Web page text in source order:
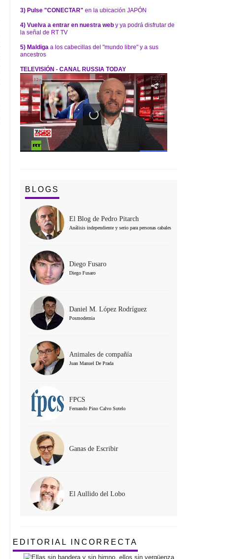
3) Pulse "CONECTAR" en la ubicación JAPÓN
4) Vuelva a entrar en nuestra web y ya podrá disfrutar de
la señal de RT TV
5) Maldiga a los cabecillas del "mundo libre" y a sus
ancestros
TELEVISIÓN - CANAL RUSSIA TODAY
BLOGS
El Blog de Pedro Pitarch
Análisis independiente y serio para personas cabales
Diego Fusaro
Diego Fusaro
Daniel M. López Rodríguez
Posmodernia
Animales de compañía
Juan Manuel De Prada
FPCS
Fernando Pino Calvo Sotelo
Ganas de Escribir
El Aullido del Lobo
EDITORIAL INCORRECTA